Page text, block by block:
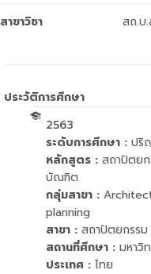
สาขาวิชา สถ.บ
ประวัติการศึกษา
2563
ระดับการศึกษา : ปริ
หลักสูตร : สถาปัตยก
บัณฑิต
กลุ่มสาขา :
planning
สาขา : สถาปัตยกรรม
สถานที่ศึกษา : มหาวิ
ประเทศ : ไทย